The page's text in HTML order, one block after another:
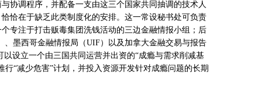
协调程序，并配备一支由这三个国家共同抽调的技术人
恰在于缺乏此类制度化的安排。这一常设秘书处可负责
专注于打击贩毒集团洗钱活动的三边金融情报小组；后
、墨西哥金融情报局（UIF）以及加拿大金融交易与报告
以设立一个由三国共同运营并出资的“成瘾与需求削减基
“减少危害”计划，并投入资源开发针对成瘾问题的长期